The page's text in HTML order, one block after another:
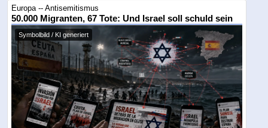
Europa -- Antisemitismus
50.000 Migranten, 67 Tote: Und Israel soll schuld sein
Symbolbild / KI generiert